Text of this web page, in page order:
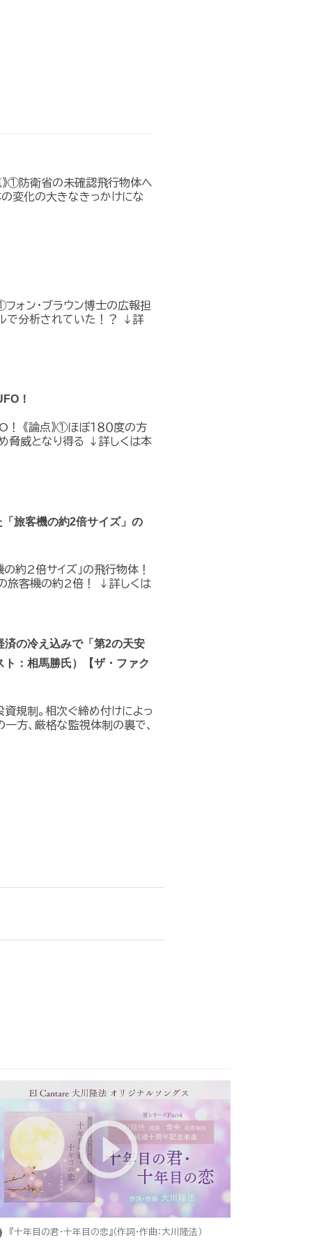
》①防衛省の未確認飛行物体へ
変化の大きなきっかけにな
フォン・ブラウン博士の広報担
で分析されていた！？ ↓詳
！
《論点》①ほぼ１８０度の方
脅威となり得る ↓詳しくは本
旅客機の約2倍サイズ」の
約2倍サイズ」の飛行物体！
旅客機の約2倍！ ↓詳しくは
済の冷え込みで「第2の天安
：相馬勝氏）【ザ・ファク
規制。相次ぐ締め付けによっ
方、厳格な監視体制の裏で、
『十年目の君・十年目の恋』（作詞・作曲：大川隆法）